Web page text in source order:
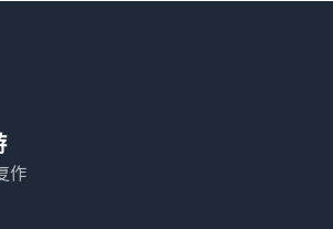
作